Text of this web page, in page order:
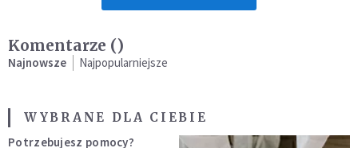
Komentarze ()
Najnowsze Najpopularniejsze
WYBRANE DLA CIEBIE
Potrzebujesz pomocy?